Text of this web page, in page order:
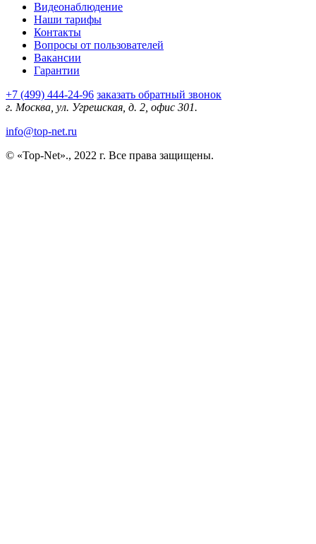
Видеонаблюдение
Наши тарифы
Контакты
Вопросы от пользователей
Вакансии
Гарантии
+7 (499) 444-24-96 заказать обратный звонок
г. Москва, ул. Угрешская, д. 2, офис 301.
info@top-net.ru
© «Top-Net»., 2022 г. Все права защищены.